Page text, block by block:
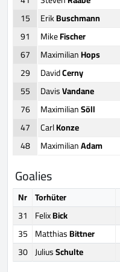
15
ErikBuschmann
91
MikeFischer
67
MaximilianHops
29
DavidCerny
55
DavisVandane
76
MaximilianSöll
47
CarlKonze
48
MaximilianAdam
Goalies
Nr Torhüter
31 FelixBick
35 MatthiasBittner
30 JuliusSchulte